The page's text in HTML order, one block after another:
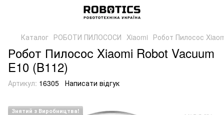
Каталог РОБОТИ ПИЛОСОСИ Xiaomi Робот Пилосос
Робот Пилосос Xiaomi Robot Vacuum
E10 (B112)
Артикул: 16305 Написати відгук
Знятий з Виробництва!